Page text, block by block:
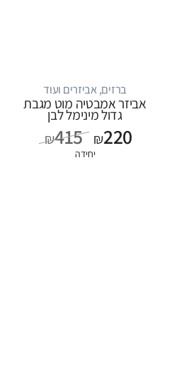
ברזים, אביזרים ועוד
אביזר אמבטיה מוט מגבת
גדול מינימל לבן
₪415 ₪220
יחידה